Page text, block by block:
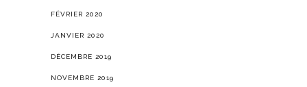
FÉVRIER 2020
JANVIER 2020
DÉCEMBRE 2019
NOVEMBRE 2019